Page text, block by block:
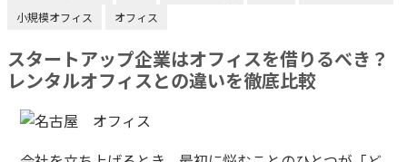
小規模オフィス
オフィス
スタートアップ企業はオフィスを借りるべき？
レンタルオフィスとの違いを徹底比較